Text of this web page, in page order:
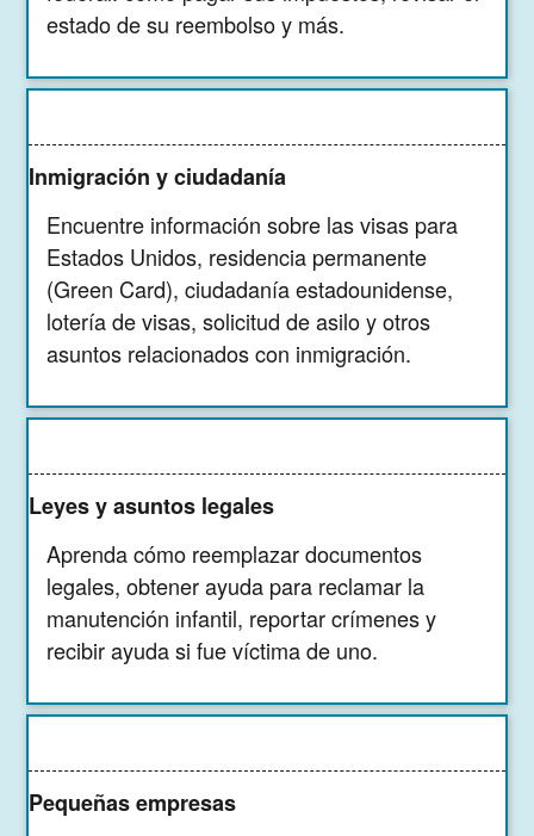
estado de su reembolso y más.
Inmigración y ciudadanía
Encuentre información sobre las visas para
Estados Unidos, residencia permanente
(Green Card), ciudadanía estadounidense,
lotería de visas, solicitud de asilo y otros
asuntos relacionados con inmigración.
Leyes y asuntos legales
Aprenda cómo reemplazar documentos
legales, obtener ayuda para reclamar la
manutención infantil, reportar crímenes y
recibir ayuda si fue víctima de uno.
Pequeñas empresas